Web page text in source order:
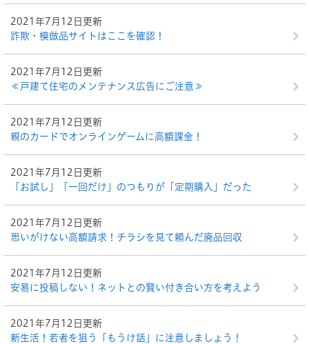
2021年7月12日更新
詐欺・模倣品サイトはここを確認！
2021年7月12日更新
≪戸建て住宅のメンテナンス広告にご注意≫
2021年7月12日更新
親のカードでオンラインゲームに高額課金！
2021年7月12日更新
「お試し」「一回だけ」のつもりが「定期購入」だった
2021年7月12日更新
思いがけない高額請求！チラシを見て頼んだ廃品回収
2021年7月12日更新
安易に投稿しない！ネットとの賢い付き合い方を考えよう
2021年7月12日更新
新生活！若者を狙う「もうけ話」に注意しましょう！